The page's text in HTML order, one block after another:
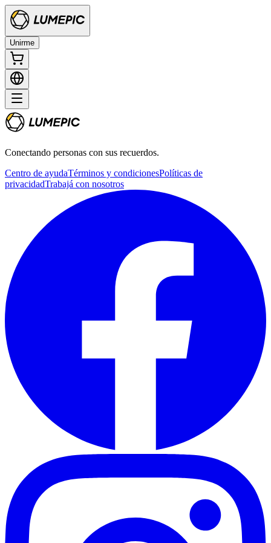
Unirme
Conectando personas con sus recuerdos.
Centro de ayudaTérminos y condicionesPolíticas de
privacidadTrabajá con nosotros